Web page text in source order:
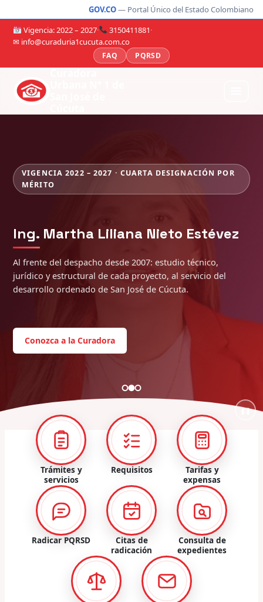
GOV.CO— Portal Único del Estado Colombiano
Vigencia: 2022 – 2027· 3150411881·
✉ info@curaduria1cucuta.com.co
FAQ PQRSD
VIGENCIA 2022 – 2027 · CUARTA DESIGNACIÓN POR
MÉRITO
Ing. Martha Liliana Nieto Estévez
Al frente del despacho desde 2007: estudio técnico,
jurídico y estructural de cada proyecto, al servicio del
desarrollo ordenado de San José de Cúcuta.
Conozca a la Curadora
❚❚
Trámites y
servicios
Requisitos
Tarifas y
expensas
Radicar PQRSD
Citas de
radicación
Consulta de
expedientes